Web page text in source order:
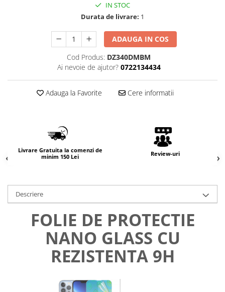
IN STOC
Durata de livrare: 1
ADAUGA IN COS
Cod Produs: DZ340DMBM
Ai nevoie de ajutor? 0722134434
Adauga la Favorite Cere informatii
Livrare Gratuita la comenzi de
minim 150 Lei
Review-uri
Descriere
FOLIE DE PROTECTIE
NANO GLASS CU
REZISTENTA 9H